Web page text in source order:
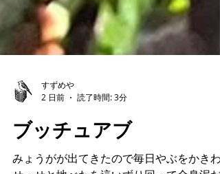
2 日前
読了時間: 3分
ブッチュアブ